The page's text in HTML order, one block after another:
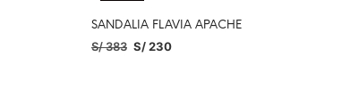
SANDALIA FLAVIA APACHE
S/383 S/230